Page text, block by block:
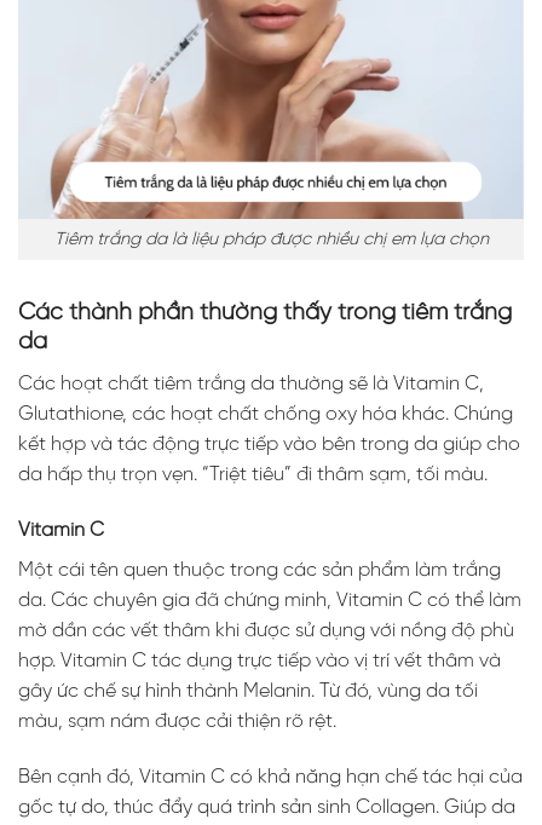
Tiêm trắng da là liệu pháp được nhiều chị em lựa chọn
Các thành phần thường thấy trong tiêm trắng
da
Các hoạt chất tiêm trắng da thường sẽ là Vitamin C,
Glutathione, các hoạt chất chống oxy hóa khác. Chúng
kết hợp và tác động trực tiếp vào bên trong da giúp cho
da hấp thụ trọn vẹn. “Triệt tiêu” đi thâm sạm, tối màu.
Vitamin C
Một cái tên quen thuộc trong các sản phẩm làm trắng
da. Các chuyên gia đã chứng minh, Vitamin C có thể làm
mờ dần các vết thâm khi được sử dụng với nồng độ phù
hợp. Vitamin C tác dụng trực tiếp vào vị trí vết thâm và
gây ức chế sự hình thành Melanin. Từ đó, vùng da tối
màu, sạm nám được cải thiện rõ rệt.
Bên cạnh đó, Vitamin C có khả năng hạn chế tác hại của
gốc tự do, thúc đẩy quá trình sản sinh Collagen. Giúp da